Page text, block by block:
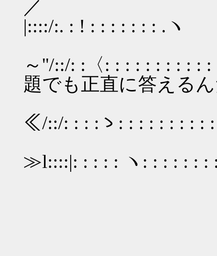
／ |／ ＞,
|::::/:. : ! : : : : : : : .ヽ
～''/::/: :〈: : :
題でも正直に答える
≪/::/: : : :ゝ: : : : : : : : : :
≫l::::|: : : : : ヽ: : : : : : :